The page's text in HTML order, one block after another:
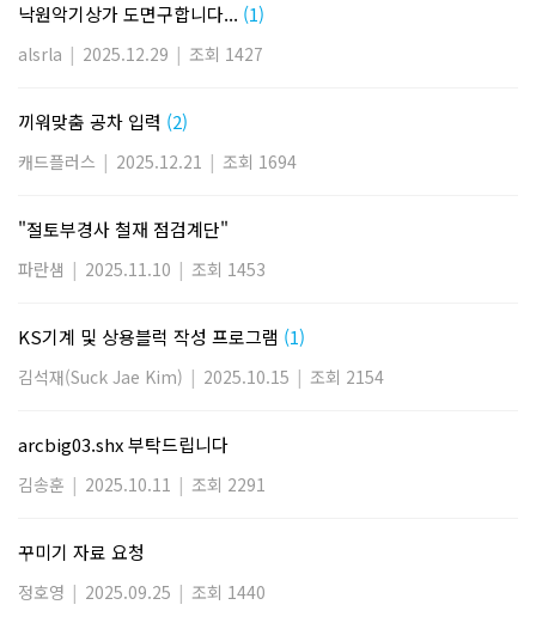
낙원악기상가 도면구합니다... (1)
alsrla | 2025.12.29 | 조회 1427
끼워맞춤 공차 입력 (2)
캐드플러스 | 2025.12.21 | 조회 1694
"절토부경사 철재 점검계단"
파란샘 | 2025.11.10 | 조회 1453
KS기계 및 상용블럭 작성 프로그램 (1)
김석재(Suck Jae Kim) | 2025.10.15 | 조회 2154
arcbig03.shx 부탁드립니다
김송훈 | 2025.10.11 | 조회 2291
꾸미기 자료 요청
정호영 | 2025.09.25 | 조회 1440